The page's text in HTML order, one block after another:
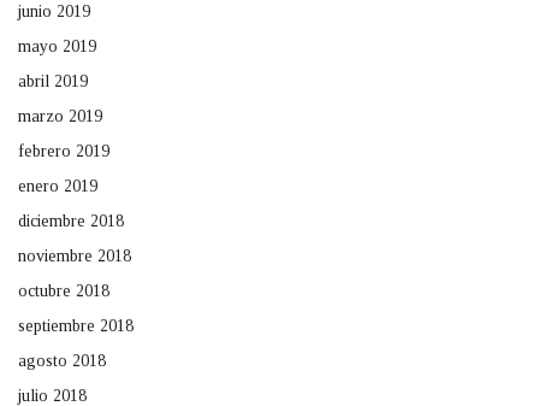
junio 2019
mayo 2019
abril 2019
marzo 2019
febrero 2019
enero 2019
diciembre 2018
noviembre 2018
octubre 2018
septiembre 2018
agosto 2018
julio 2018